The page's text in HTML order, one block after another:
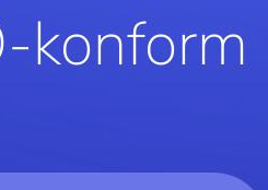
konform